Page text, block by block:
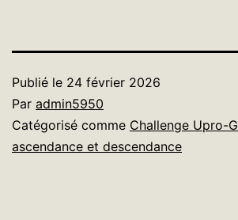
Publié le 24 février 2026
Par admin5950
Catégorisé comme Challenge Upro-G
ascendance et descendance